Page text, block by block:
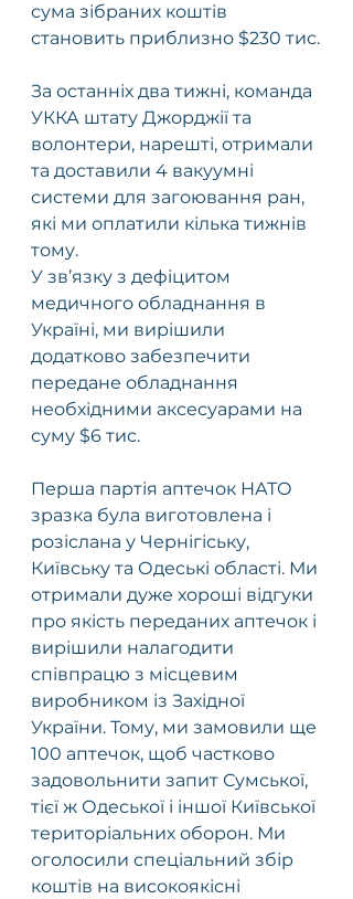
сума зібраних коштів
становить приблизно $230 тис.
За останніх два тижні, команда
УККА штату Джорджії та
волонтери, нарешті, отримали
та доставили 4 вакуумні
системи для загоювання ран,
які ми оплатили кілька тижнів
тому.
У зв’язку з дефіцитом
медичного обладнання в
Україні, ми вирішили
додатково забезпечити
передане обладнання
необхідними аксесуарами на
суму $6 тис.
Перша партія аптечок НАТО
зразка була виготовлена і
розіслана у Чернігіську,
Київську та Одеські області. Ми
отримали дуже хороші відгуки
про якість переданих аптечок і
вирішили налагодити
співпрацю з місцевим
виробником із Західної
України. Тому, ми замовили ще
100 аптечок, щоб частково
задовольнити запит Сумської,
тієї ж Одеської і іншої Київської
територіальних оборон. Ми
оголосили спеціальний збір
коштів на високоякісні